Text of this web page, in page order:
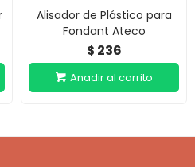
Alisador de Plástico para
Fondant Ateco
$ 236